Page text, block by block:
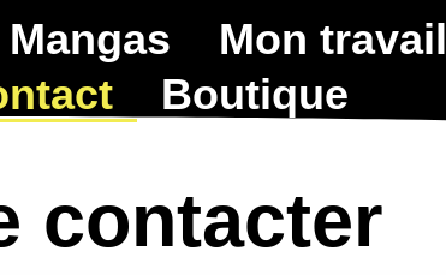
Mangas Mon travail
Boutique
contacter